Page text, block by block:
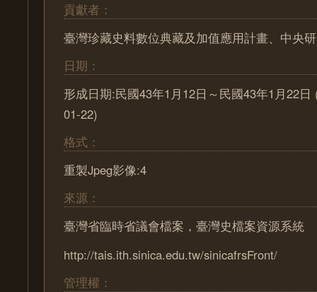
貢獻者：
臺灣珍藏史料數位典藏及加值應用計畫、中央
日期：
形成日期:民國43年1月12日～民國43年1月22日
01-22)
格式：
重製Jpeg影像:4
來源：
臺灣省臨時省議會檔案，臺灣史檔案資源系統
http://tais.ith.sinica.edu.tw/sinicafrsFront/
管理權：